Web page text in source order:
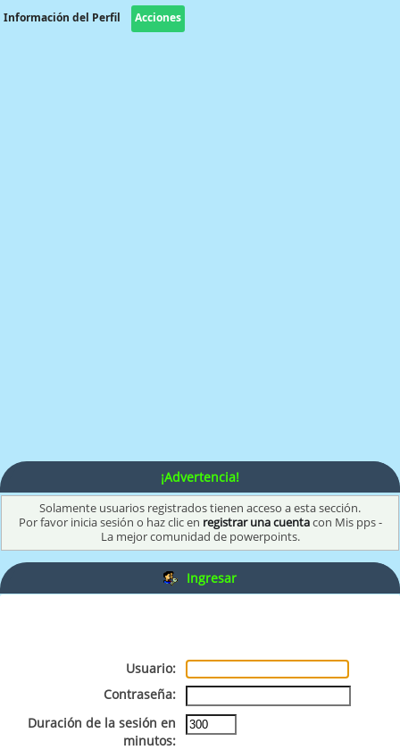
Información del Perfil Acciones
¡Advertencia!
Solamente usuarios registrados tienen acceso a esta sección.
Por favor inicia sesión o haz clic en registrar una cuentacon Mis pps -
La mejor comunidad de powerpoints.
Ingresar
Usuario:
Contraseña:
Duración de la sesión en
minutos: